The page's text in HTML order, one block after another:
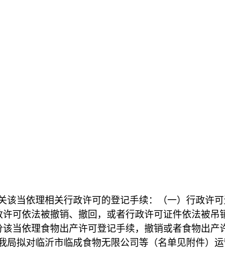
依理相关行政许可的登记手续：（一）行政许
可依法被撤销、撤回，或者行政许可证件依法被吊
当依理食物出产许可登记手续，撤销或者食物出
拟对临沂市临成食物无限公司等（名单见附件）